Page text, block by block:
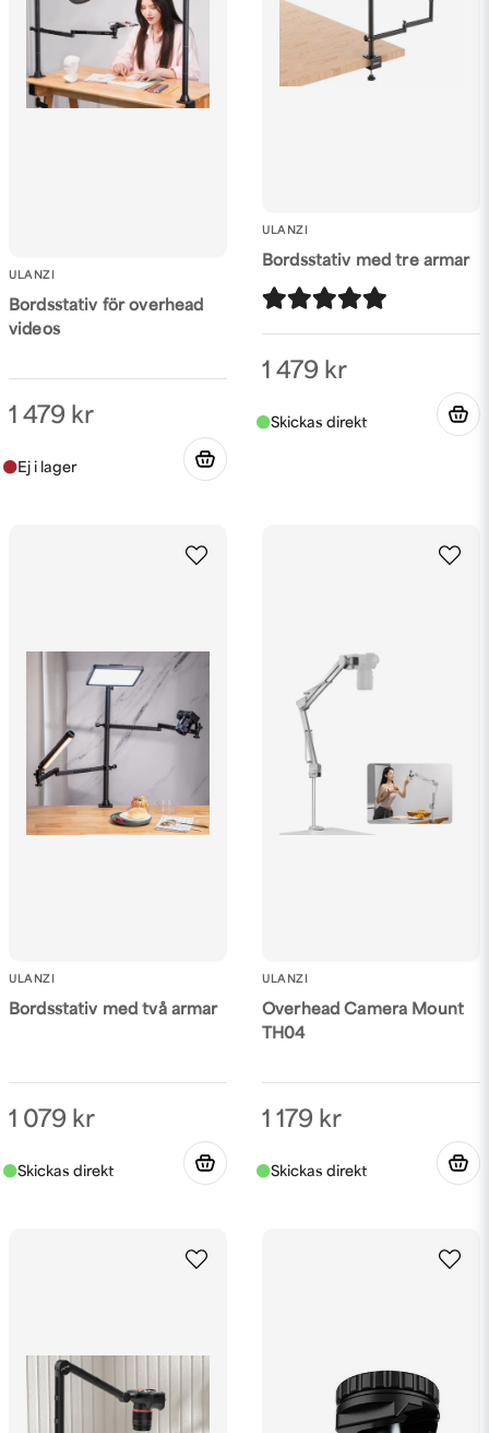
ULANZI
Bordsstativ för overhead
videos
1 479 kr
ULANZI
Bordsstativ med tre armar
1 479 kr
ULANZI
Bordsstativ med två armar
1 079 kr
ULANZI
Overhead Camera Mount
TH04
1 179 kr
Butiken svarade
Hej
Det är lite på gränsen och armen kommer nog svikta
lite men det kommer hålla.
https://kaffebrus.com/sv/products/bordsstativ-for-
Kaffebrus